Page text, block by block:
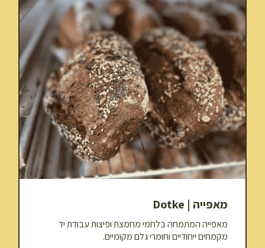
מאפייה | Dotke
מאפייה המתמחה בלחמי מחמצת ופיצות עבודת יד
מקמחים ייחודיים וחומרי גלם מקומיים.